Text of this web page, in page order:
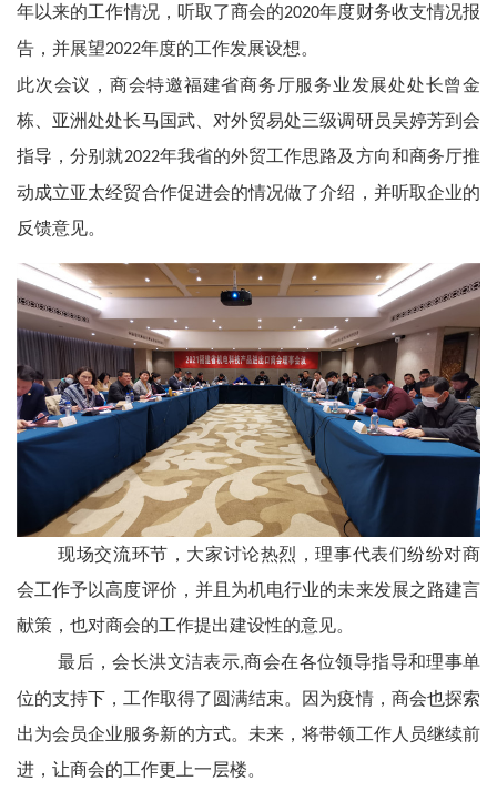
年以来的工作情况，听取了商会的2020年度财务收支情况报
告，并展望2022年度的工作发展设想。
此次会议，商会特邀福建省商务厅服务业发展处处长曾金
栋、亚洲处处长马国武、对外贸易处三级调研员吴婷芳到会
指导，分别就2022年我省的外贸工作思路及方向和商务厅推
动成立亚太经贸合作促进会的情况做了介绍，并听取企业的
反馈意见。
现场交流环节，大家讨论热烈，理事代表们纷纷对商
会工作予以高度评价，并且为机电行业的未来发展之路建言
献策，也对商会的工作提出建设性的意见。
最后，会长洪文洁表示,商会在各位领导指导和理事单
位的支持下，工作取得了圆满结束。因为疫情，商会也探索
出为会员企业服务新的方式。未来，将带领工作人员继续前
进，让商会的工作更上一层楼。